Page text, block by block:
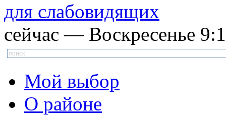
для слабовидящих
сейчас — Воскресенье
Мой выбор
О районе